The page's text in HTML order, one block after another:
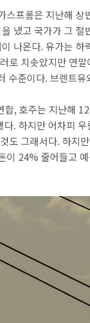
스프롬은 지난해
냈고 국가가 그
나온다. 유가는
로 치솟았지만 연
수준이다. 브렌트
, 호주는 지난해
다. 하지만 어차피
도 그래서다. 하지
이 24% 줄어들고